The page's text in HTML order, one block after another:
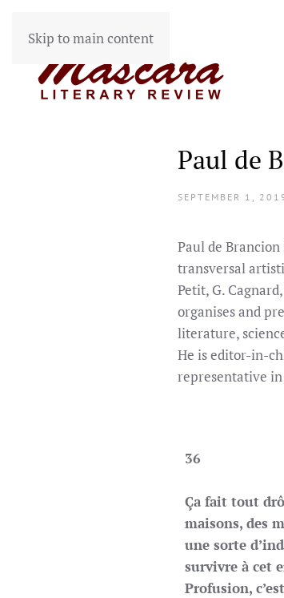
Skip to main content
Paul de
SEPTEMBER 1,
Paul de
transversal
Petit, G.
organises and
literature,
He is editor-in-
representative
36
Ça fait tout
maisons, des
une sorte
survivre à cet
Profusion,